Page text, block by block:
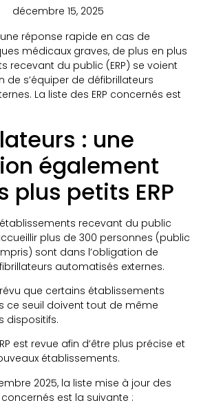
décembre 15, 2025
réponse rapide en cas de
médicaux graves, de plus en plus
recevant du public (ERP) se voient
de s’équiper de défibrillateurs
La liste des ERP concernés est
: une
également
plus petits ERP
établissements recevant du public
plus de 300 personnes (public
sont dans l’obligation de
automatisés externes.
que certains établissements
ce seuil doivent tout de même
dispositifs.
est revue afin d’être plus précise et
établissements.
2025, la liste mise à jour des
est la suivante :